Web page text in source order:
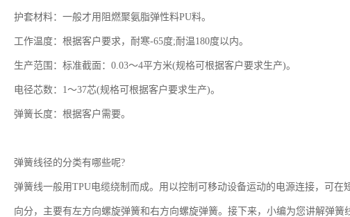
护套材料：一般才用阻燃聚氨脂弹性料PU料。
工作温度：根据客户要求，耐寒-65度;耐温180度以内。
生产范围：标准截面：0.03～4平方米(规格可根据客户要求生产)。
电径芯数：1～37芯(规格可根据客户要求生产)。
弹簧长度：根据客户需要。
弹簧线径的分类有哪些呢?
弹簧线一般用TPU电缆绕制而成。用以控制可移动设备运动的电源连接，可
向分，主要有左方向螺旋弹簧和右方向螺旋弹簧。接下来，小编为您讲解弹簧